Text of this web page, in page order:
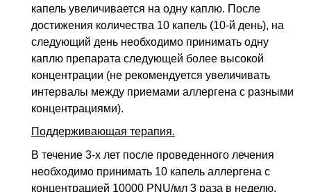
капель увеличивается на одну каплю. После
достижения количества 10 капель (10-й день), на
следующий день необходимо принимать одну
каплю препарата следующей более высокой
концентрации (не рекомендуется увеличивать
интервалы между приемами аллергена с разными
концентрациями).
Поддерживающая терапия.
В течение 3-х лет после проведенного лечения
необходимо принимать 10 капель аллергена с
концентрацией 10000 PNU/мл 3 раза в неделю.